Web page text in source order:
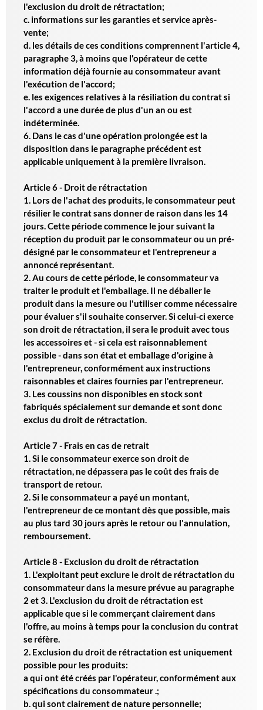
l'exclusion du droit de rétractation;
c. informations sur les garanties et service après-
vente;
d. les détails de ces conditions comprennent l'article 4,
paragraphe 3, à moins que l'opérateur de cette
information déjà fournie au consommateur avant
l'exécution de l'accord;
e. les exigences relatives à la résiliation du contrat si
l'accord a une durée de plus d'un an ou est
indéterminée.
6. Dans le cas d'une opération prolongée est la
disposition dans le paragraphe précédent est
applicable uniquement à la première livraison.
Article 6 - Droit de rétractation
1. Lors de l'achat des produits, le consommateur peut
résilier le contrat sans donner de raison dans les 14
jours. Cette période commence le jour suivant la
réception du produit par le consommateur ou un pré-
désigné par le consommateur et l'entrepreneur a
annoncé représentant.
2. Au cours de cette période, le consommateur va
traiter le produit et l'emballage. Il ne déballer le
produit dans la mesure ou l'utiliser comme nécessaire
pour évaluer s'il souhaite conserver. Si celui-ci exerce
son droit de rétractation, il sera le produit avec tous
les accessoires et - si cela est raisonnablement
possible - dans son état et emballage d'origine à
l'entrepreneur, conformément aux instructions
raisonnables et claires fournies par l'entrepreneur.
3. Les coussins non disponibles en stock sont
fabriqués spécialement sur demande et sont donc
exclus du droit de rétractation.
Article 7 - Frais en cas de retrait
1. Si le consommateur exerce son droit de
rétractation, ne dépassera pas le coût des frais de
transport de retour.
2. Si le consommateur a payé un montant,
l'entrepreneur de ce montant dès que possible, mais
au plus tard 30 jours après le retour ou l'annulation,
remboursement.
Article 8 - Exclusion du droit de rétractation
1. L'exploitant peut exclure le droit de rétractation du
consommateur dans la mesure prévue au paragraphe
2 et 3. L'exclusion du droit de rétractation est
applicable que si le commerçant clairement dans
l'offre, au moins à temps pour la conclusion du contrat
se réfère.
2. Exclusion du droit de rétractation est uniquement
possible pour les produits:
a qui ont été créés par l'opérateur, conformément aux
spécifications du consommateur .;
b. qui sont clairement de nature personnelle;